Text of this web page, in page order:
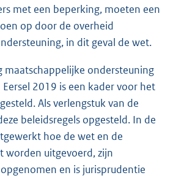
met een beperking, moeten een
op door de overheid
in dit geval de wet.
maatschappelijke ondersteuning
2019 is een kader voor het
Als verlengstuk van de
beleidsregels opgesteld. In de
hoe de wet en de
worden uitgevoerd, zijn
en is jurisprudentie